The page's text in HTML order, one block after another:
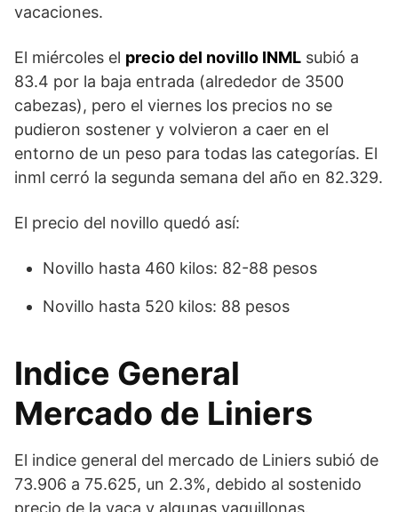
vacaciones.
El miércoles el precio del novillo INML subió a
83.4 por la baja entrada (alrededor de 3500
cabezas), pero el viernes los precios no se
pudieron sostener y volvieron a caer en el
entorno de un peso para todas las categorías. El
inml cerró la segunda semana del año en 82.329.
El precio del novillo quedó así:
Novillo hasta 460 kilos: 82-88 pesos
Novillo hasta 520 kilos: 88 pesos
Indice General
Mercado de Liniers
El indice general del mercado de Liniers subió de
73.906 a 75.625, un 2.3%, debido al sostenido
precio de la vaca y algunas vaquillonas.